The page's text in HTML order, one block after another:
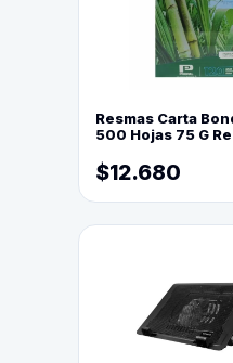
Resmas Carta
500 Hojas 75 G
$12.680